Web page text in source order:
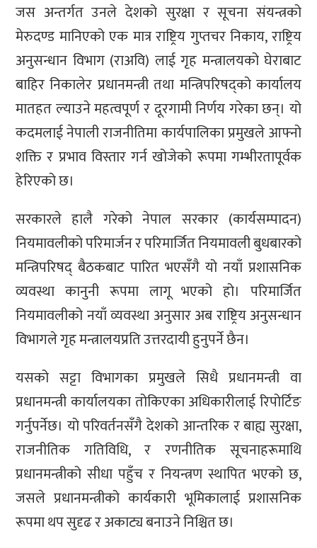
जस अन्तर्गत उनले देशको सुरक्षा र सूचना संयन्त्रको
मेरुदण्ड मानिएको एक मात्र राष्ट्रिय गुप्तचर निकाय, राष्ट्रिय
अनुसन्धान विभाग (राअवि) लाई गृह मन्त्रालयको घेराबाट
बाहिर निकालेर प्रधानमन्त्री तथा मन्त्रिपरिषद्को कार्यालय
मातहत ल्याउने महत्वपूर्ण र दूरगामी निर्णय गरेका छन्। यो
कदमलाई नेपाली राजनीतिमा कार्यपालिका प्रमुखले आफ्नो
शक्ति र प्रभाव विस्तार गर्न खोजेको रूपमा गम्भीरतापूर्वक
हेरिएको छ।
सरकारले हालै गरेको नेपाल सरकार (कार्यसम्पादन)
नियमावलीको परिमार्जन र परिमार्जित नियमावली बुधबारको
मन्त्रिपरिषद् बैठकबाट पारित भएसँगै यो नयाँ प्रशासनिक
व्यवस्था कानुनी रूपमा लागू भएको हो। परिमार्जित
नियमावलीको नयाँ व्यवस्था अनुसार अब राष्ट्रिय अनुसन्धान
विभागले गृह मन्त्रालयप्रति उत्तरदायी हुनुपर्ने छैन।
यसको सट्टा विभागका प्रमुखले सिधै प्रधानमन्त्री वा
प्रधानमन्त्री कार्यालयका तोकिएका अधिकारीलाई रिपोर्टिङ
गर्नुपर्नेछ। यो परिवर्तनसँगै देशको आन्तरिक र बाह्य सुरक्षा,
राजनीतिक गतिविधि, र रणनीतिक सूचनाहरूमाथि
प्रधानमन्त्रीको सीधा पहुँच र नियन्त्रण स्थापित भएको छ,
जसले प्रधानमन्त्रीको कार्यकारी भूमिकालाई प्रशासनिक
रूपमा थप सुदृढ र अकाट्य बनाउने निश्चित छ।